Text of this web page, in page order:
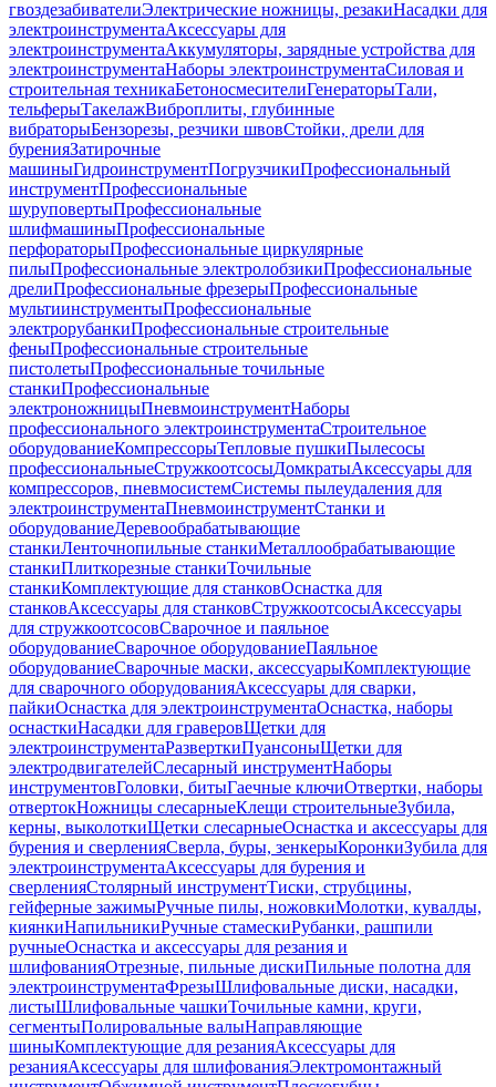
гвоздезабивателиЭлектрические ножницы, резакиНасадки для
электроинструментаАксессуары для
электроинструментаАккумуляторы, зарядные устройства для
электроинструментаНаборы электроинструментаСиловая и
строительная техникаБетоносмесителиГенераторыТали,
тельферыТакелажВиброплиты, глубинные
вибраторыБензорезы, резчики швовСтойки, дрели для
буренияЗатирочные
машиныГидроинструментПогрузчикиПрофессиональный
инструментПрофессиональные
шуруповертыПрофессиональные
шлифмашиныПрофессиональные
перфораторыПрофессиональные циркулярные
пилыПрофессиональные электролобзикиПрофессиональные
дрелиПрофессиональные фрезерыПрофессиональные
мультиинструментыПрофессиональные
электрорубанкиПрофессиональные строительные
феныПрофессиональные строительные
пистолетыПрофессиональные точильные
станкиПрофессиональные
электроножницыПневмоинструментНаборы
профессионального электроинструментаСтроительное
оборудованиеКомпрессорыТепловые пушкиПылесосы
профессиональныеСтружкоотсосыДомкратыАксессуары для
компрессоров, пневмосистемСистемы пылеудаления для
электроинструментаПневмоинструментСтанки и
оборудованиеДеревообрабатывающие
станкиЛенточнопильные станкиМеталлообрабатывающие
станкиПлиткорезные станкиТочильные
станкиКомплектующие для станковОснастка для
станковАксессуары для станковСтружкоотсосыАксессуары
для стружкоотсосовСварочное и паяльное
оборудованиеСварочное оборудованиеПаяльное
оборудованиеСварочные маски, аксессуарыКомплектующие
для сварочного оборудованияАксессуары для сварки,
пайкиОснастка для электроинструментаОснастка, наборы
оснасткиНасадки для граверовЩетки для
электроинструментаРазверткиПуансоныЩетки для
электродвигателейСлесарный инструментНаборы
инструментовГоловки, битыГаечные ключиОтвертки, наборы
отвертокНожницы слесарныеКлещи строительныеЗубила,
керны, выколоткиЩетки слесарныеОснастка и аксессуары для
бурения и сверленияСверла, буры, зенкерыКоронкиЗубила для
электроинструментаАксессуары для бурения и
сверленияСтолярный инструментТиски, струбцины,
гейферные зажимыРучные пилы, ножовкиМолотки, кувалды,
киянкиНапильникиРучные стамескиРубанки, рашпили
ручныеОснастка и аксессуары для резания и
шлифованияОтрезные, пильные дискиПильные полотна для
электроинструментаФрезыШлифовальные диски, насадки,
листыШлифовальные чашкиТочильные камни, круги,
сегментыПолировальные валыНаправляющие
шиныКомплектующие для резанияАксессуары для
резанияАксессуары для шлифованияЭлектромонтажный